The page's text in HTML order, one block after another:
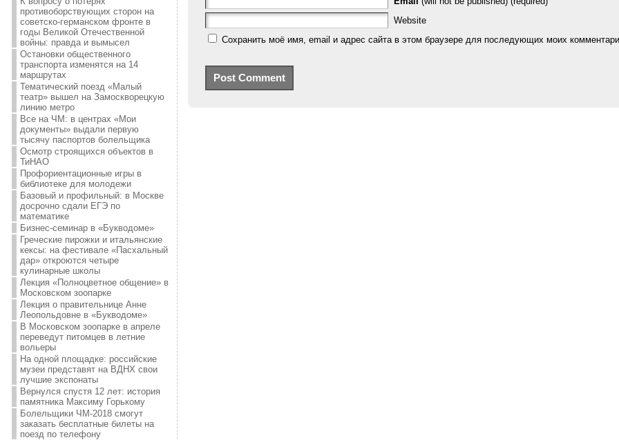
противоборствующих сторон на
советско-германском фронте в
годы Великой Отечественной
войны: правда и вымысел
Остановки общественного
транспорта изменятся на 14
маршрутах
Тематический поезд «Малый
театр» вышел на Замоскворецкую
линию метро
Все на ЧМ: в центрах «Мои
документы» выдали первую
тысячу паспортов болельщика
Осмотр строящихся объектов в
ТиНАО
Профориентационные игры в
библиотеке для молодежи
Базовый и профильный: в Москве
досрочно сдали ЕГЭ по
математике
Бизнес-семинар в «Букводоме»
Греческие пирожки и итальянские
кексы: на фестивале «Пасхальный
дар» откроются четыре
кулинарные школы
Лекция «Полноцветное общение» в
Московском зоопарке
Лекция о правительнице Анне
Леопольдовне в «Букводоме»
В Московском зоопарке в апреле
переведут питомцев в летние
вольеры
На одной площадке: российские
музеи представят на ВДНХ свои
лучшие экспонаты
Вернулся спустя 12 лет: история
памятника Максиму Горькому
Болельщики ЧМ-2018 смогут
заказать бесплатные билеты на
поезд по телефону
Website
Сохранить моё имя, email и адрес сайта в этом браузере для последующих моих